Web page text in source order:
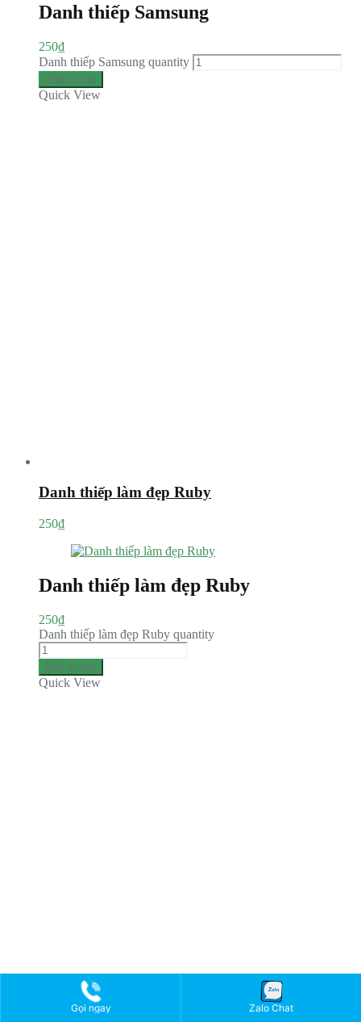
Danh thiếp Samsung
250₫
Danh thiếp Samsung quantity
Add to cart
Quick View
Danh thiếp làm đẹp Ruby
250₫
Danh thiếp làm đẹp Ruby
250₫
Danh thiếp làm đẹp Ruby quantity
Add to cart
Quick View
Gọi ngay Zalo Chat